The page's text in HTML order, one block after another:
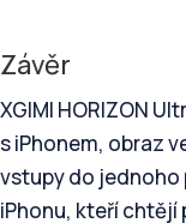
Závěr
XGIMI HORIZON
s iPhonem, obraz
vstupy do jednoho
iPhonu, kteří